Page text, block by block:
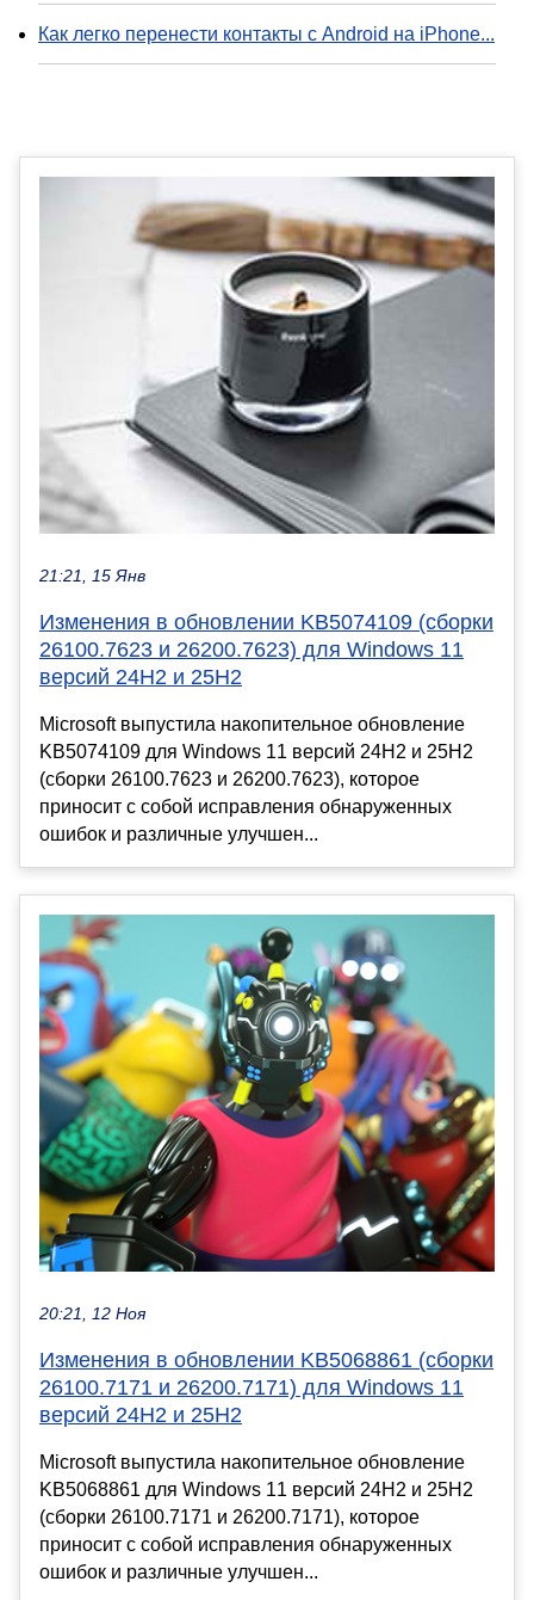
Как легко перенести контакты с Android на iPhone...
21:21, 15 Янв
Изменения в обновлении KB5074109 (сборки
26100.7623 и 26200.7623) для Windows 11
версий 24H2 и 25H2
Microsoft выпустила накопительное обновление
KB5074109 для Windows 11 версий 24H2 и 25H2
(сборки 26100.7623 и 26200.7623), которое
приносит с собой исправления обнаруженных
ошибок и различные улучшен...
20:21, 12 Ноя
Изменения в обновлении KB5068861 (сборки
26100.7171 и 26200.7171) для Windows 11
версий 24H2 и 25H2
Microsoft выпустила накопительное обновление
KB5068861 для Windows 11 версий 24H2 и 25H2
(сборки 26100.7171 и 26200.7171), которое
приносит с собой исправления обнаруженных
ошибок и различные улучшен...